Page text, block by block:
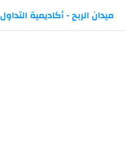
ميدان الربح - أكاديمية التداول